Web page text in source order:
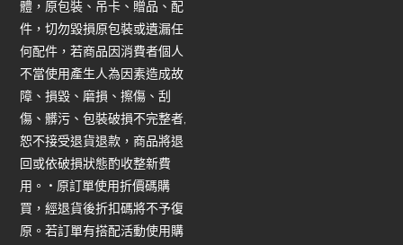
體，原包裝、吊卡、贈品、配
件，切勿毀損原包裝或遺漏任
何配件，若商品因消費者個人
不當使用產生人為因素造成故
障、損毀、磨損、擦傷、刮
傷、髒污、包裝破損不完整者,
恕不接受退貨退款，商品將退
回或依破損狀態酌收整新費
用。 • 原訂單使用折價碼購
買，經退貨後折扣碼將不予復
原。若訂單有搭配活動使用購